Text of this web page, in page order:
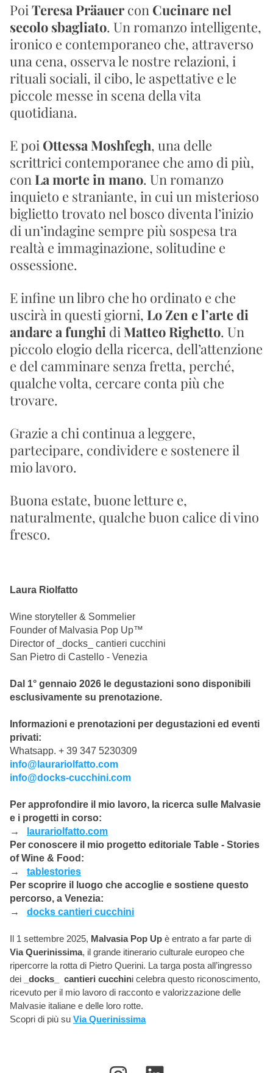
Poi Teresa Präauer con Cucinare nel
secolo sbagliato. Un romanzo intelligente,
ironico e contemporaneo che, attraverso
una cena, osserva le nostre relazioni, i
rituali sociali, il cibo, le aspettative e le
piccole messe in scena della vita
quotidiana.
E poi Ottessa Moshfegh, una delle
scrittrici contemporanee che amo di più,
con La morte in mano. Un romanzo
inquieto e straniante, in cui un misterioso
biglietto trovato nel bosco diventa l’inizio
di un’indagine sempre più sospesa tra
realtà e immaginazione, solitudine e
ossessione.
E infine un libro che ho ordinato e che
uscirà in questi giorni, Lo Zen e l’arte di
andare a funghi di Matteo Righetto. Un
piccolo elogio della ricerca, dell’attenzione
e del camminare senza fretta, perché,
qualche volta, cercare conta più che
trovare.
Grazie a chi continua a leggere,
partecipare, condividere e sostenere il
mio lavoro.
Buona estate, buone letture e,
naturalmente, qualche buon calice di vino
fresco.
Laura Riolfatto
Wine storyteller & Sommelier
Founder of Malvasia Pop Up™
Director of _docks_ cantieri cucchini
San Pietro di Castello - Venezia
Dal 1° gennaio 2026 le degustazioni sono disponibili
esclusivamente su prenotazione.
Informazioni e prenotazioni per degustazioni ed eventi
privati:
Whatsapp. + 39 347 5230309
info@laurariolfatto.com
info@docks-cucchini.com
Per approfondire il mio lavoro, la ricerca sulle Malvasie
e i progetti in corso:
→
laurariolfatto.com
Per conoscere il mio progetto editoriale Table - Stories
of Wine & Food :
→ tablestories
Per scoprire il luogo che accoglie e sostiene questo
percorso, a Venezia:
→ docks cantieri cucchini
Il 1 settembre 2025, Malvasia Pop Up
Via Querinissima, il grande itinerario culturale europeo che
ripercorre la rotta di Pietro Querini. La targa posta all’ingresso
dei
_docks_  cantieri cucchini celebra questo riconoscimento,
ricevuto per il mio lavoro di racconto e valorizzazione delle
Malvasie italiane e delle loro rotte.
Scopri di più su Via Querinissima